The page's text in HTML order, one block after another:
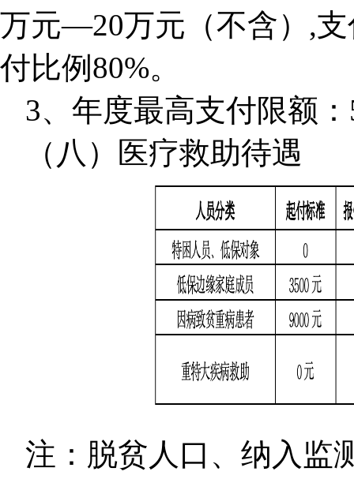
万元—20万元（不含）,支
付比例80%。
3、年度最高支付限额
（八）医疗救助待遇
注：脱贫人口、纳入监